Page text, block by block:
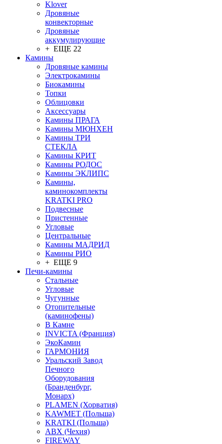
Klover
Дровяные
конвекторные
Дровяные
аккумулирующие
+ ЕЩЕ 22
Камины
Дровяные камины
Электрокамины
Биокамины
Топки
Облицовки
Аксессуары
Камины ПРАГА
Камины МЮНХЕН
Камины ТРИ
СТЕКЛА
Камины КРИТ
Камины РОДОС
Камины ЭКЛИПС
Камины,
каминокомплекты
KRATKI PRO
Подвесные
Пристенные
Угловые
Центральные
Камины МАДРИД
Камины РИО
+ ЕЩЕ 9
Печи-камины
Стальные
Угловые
Чугунные
Отопительные
(каминофены)
В Камне
INVICTA (Франция)
ЭкоКамин
ГАРМОНИЯ
Уральский Завод
Печного
Оборудования
(Бранденбург,
Монарх)
PLAMEN (Хорватия)
KAWMET (Польша)
KRATKI (Польша)
ABX (Чехия)
FIREWAY